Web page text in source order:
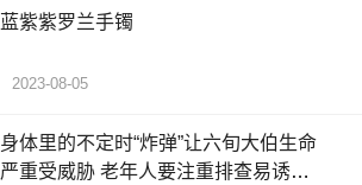
蓝紫紫罗兰手镯
2023-08-05
身体里的不定时“炸弹”让六旬大伯生命
严重受威胁 老年人要注重排查易诱发